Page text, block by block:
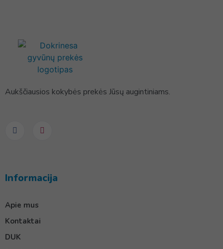
Aukščiausios kokybės prekės Jūsų augintiniams.
Informacija
Apie mus
Kontaktai
DUK